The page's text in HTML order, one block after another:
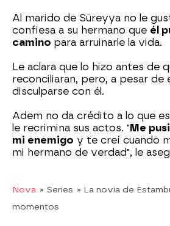
Al marido de Süreyya no le
confiesa a su hermano que él
camino para arruinarle la vida.
Le aclara que lo hizo antes de
reconciliaran, pero, a pesar de
disculparse con él.
Adem no da crédito a lo que
le recrimina sus actos. "Me
mi enemigo y te creí cuando
mi hermano de verdad", le
Nova » Series » La novia de
momentos